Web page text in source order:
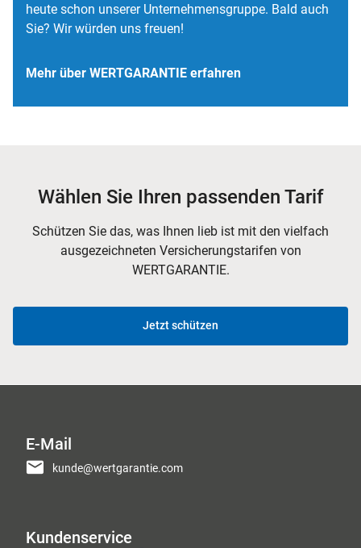
heute schon unserer Unternehmensgruppe. Bald auch
Sie? Wir würden uns freuen!
Mehr über WERTGARANTIE erfahren
Wählen Sie Ihren passenden Tarif
Schützen Sie das, was Ihnen lieb ist mit den vielfach
ausgezeichneten Versicherungstarifen von
WERTGARANTIE.
Jetzt schützen
E-Mail
kunde@wertgarantie.com
Kundenservice